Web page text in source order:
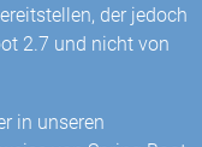
der jedoch
2.7 und nicht von
in unseren